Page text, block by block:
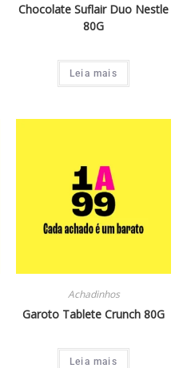
Chocolate Suflair Duo Nestle
80G
Leia mais
Achadinhos
Garoto Tablete Crunch 80G
Leia mais